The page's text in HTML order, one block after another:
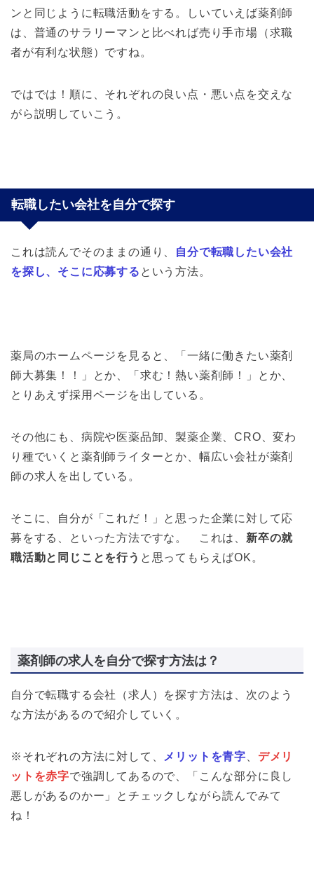
ンと同じように転職活動をする。しいていえば薬剤師
は、普通のサラリーマンと比べれば売り手市場（求職
者が有利な状態）ですね。
ではでは！順に、それぞれの良い点・悪い点を交えな
がら説明していこう。
転職したい会社を自分で探す
これは読んでそのままの通り、
自分で転職したい会社
を探し、そこに応募する という方法。
薬局のホームページを見ると、「一緒に働きたい薬剤
師大募集！！」とか、「求む！熱い薬剤師！」とか、
とりあえず採用ページを出している。
その他にも、病院や医薬品卸、製薬企業、CRO、変わ
り種でいくと薬剤師ライターとか、幅広い会社が薬剤
師の求人を出している。
そこに、自分が「これだ！」と思った企業に対して応
募をする、といった方法ですな。 これは、 新卒の就
職活動と同じことを行う と思ってもらえばOK。
薬剤師の求人を自分で探す方法は？
自分で転職する会社（求人）を探す方法は、次のよう
な方法があるので紹介していく。
※それぞれの方法に対して、 メリットを青字
デメリ
ットを赤字で強調してあるので、「こんな部分に良し
悪しがあるのかー」とチェックしながら読んでみて
ね！